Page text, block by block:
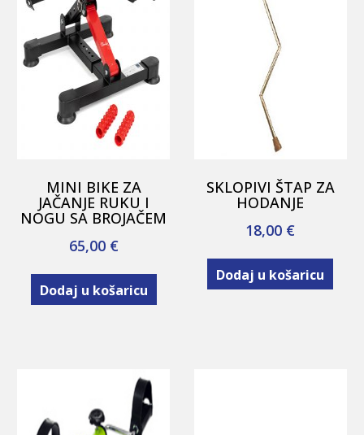
MINI BIKE ZA
JAČANJE RUKU I
NOGU SA BROJAČEM
65,00 €
Dodaj u košaricu
SKLOPIVI ŠTAP ZA
HODANJE
18,00 €
Dodaj u košaricu